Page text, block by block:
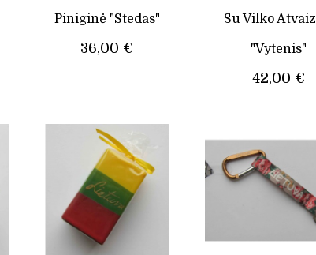
Piniginė "Stedas"
36,00 €
Su Vilko
"Vytenis"
42,00 €